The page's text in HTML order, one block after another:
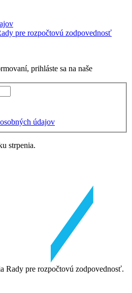
pre rozpočtovú zodpovednosť
prihláste sa na naše
údajov
strpenia.
Rady pre rozpočtovú zodpovednosť.